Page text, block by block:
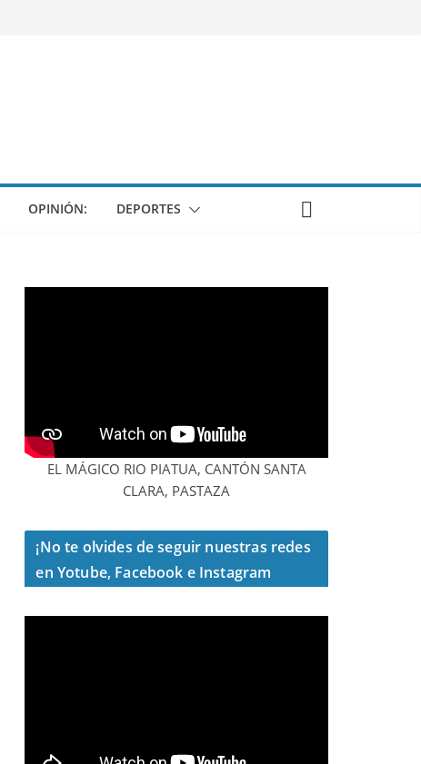
OPINIÓN: DEPORTES
EL MÁGICO RIO PIATUA, CANTÓN SANTA
CLARA, PASTAZA
¡No te olvides de seguir nuestras redes
en Yotube, Facebook e Instagram